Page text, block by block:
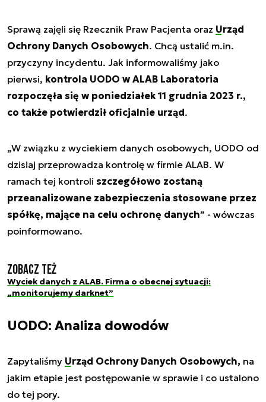
Sprawą zajęli się Rzecznik Praw Pacjenta oraz Urząd
Ochrony Danych Osobowych. Chcą ustalić m.in.
przyczyny incydentu. Jak informowaliśmy jako
pierwsi, kontrola UODO w ALAB Laboratoria
rozpoczęła się w poniedziałek 11 grudnia 2023 r.,
co także potwierdził oficjalnie urząd.
„W związku z wyciekiem danych osobowych, UODO od
dzisiaj przeprowadza kontrolę w firmie ALAB. W
ramach tej kontroli szczegółowo zostaną
przeanalizowane zabezpieczenia stosowane przez
spółkę, mające na celu ochronę danych” - wówczas
poinformowano.
Zobacz też
Wyciek danych z ALAB. Firma o obecnej sytuacji:
„monitorujemy darknet”
UODO: Analiza dowodów
Zapytaliśmy Urząd Ochrony Danych Osobowych, na
jakim etapie jest postępowanie w sprawie i co ustalono
do tej pory.